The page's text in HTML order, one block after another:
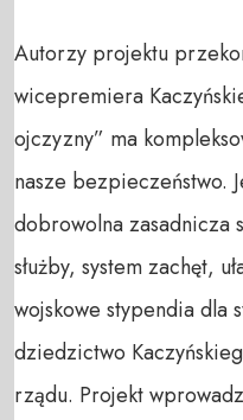
Autorzy projektu
wicepremiera
ojczyzny” ma
nasze bezpieczeństwo.
dobrowolna zasadnicza
służby, system zachęt,
wojskowe stypendia dla
dziedzictwo
rządu. Projekt